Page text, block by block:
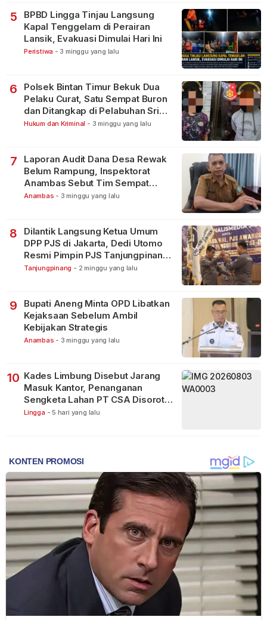
5
BPBD Lingga Tinjau Langsung
Kapal Tenggelam di Perairan
Lansik, Evakuasi Dimulai Hari Ini
Peristiwa - 3 minggu yang lalu
6
Polsek Bintan Timur Bekuk Dua
Pelaku Curat, Satu Sempat Buron
dan Ditangkap di Pelabuhan Sri
Bintan Pura
Hukum dan Kriminal - 3 minggu yang lalu
7
Laporan Audit Dana Desa Rewak
Belum Rampung, Inspektorat
Anambas Sebut Tim Sempat
Terbagi Tangani Kasus Lain
Anambas - 3 minggu yang lalu
8
Dilantik Langsung Ketua Umum
DPP PJS di Jakarta, Dedi Utomo
Resmi Pimpin PJS Tanjungpinang-
Bintan
Tanjungpinang - 2 minggu yang lalu
9
Bupati Aneng Minta OPD Libatkan
Kejaksaan Sebelum Ambil
Kebijakan Strategis
Anambas - 3 minggu yang lalu
10 Kades Limbung Disebut Jarang
Masuk Kantor, Penanganan
Sengketa Lahan PT CSA Disorot
Warga
Lingga - 5 hari yang lalu